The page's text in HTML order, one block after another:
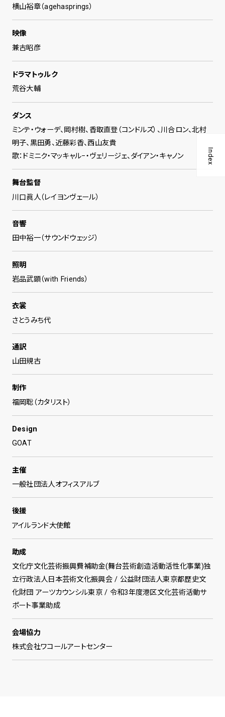
Index
横山裕章（agehasprings）
映像
兼古昭彦
ドラマトゥルク
荒谷大輔
ダンス
ミンテ・ウォーデ、岡村樹、香取直登（コンドルズ）、川合ロン、北村
明子、黒田勇、近藤彩香、西山友貴
歌：ドミニク・マッキャル−・ヴェリージェ、ダイアン・キャノン
舞台監督
川口眞人（レイヨンヴェール）
音響
田中裕一（サウンドウェッジ）
照明
岩品武顕（with Friends）
衣裳
さとうみち代
通訳
山田規古
制作
福岡聡（カタリスト）
Design
GOAT
主催
一般社団法人オフィスアルブ
後援
アイルランド大使館
助成
文化庁文化芸術振興費補助金(舞台芸術創造活動活性化事業)独
立行政法人日本芸術文化振興会 / 公益財団法人東京都歴史文
化財団 アーツカウンシル東京 / 令和3年度港区文化芸術活動サ
ポート事業助成
会場協力
株式会社ワコールアートセンター